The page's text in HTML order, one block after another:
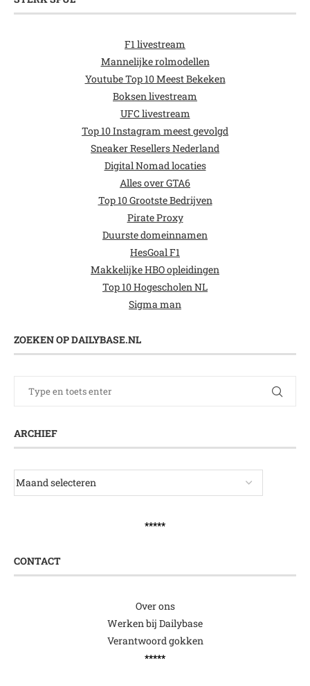
F1 livestream
Mannelijke rolmodellen
Youtube Top 10 Meest Bekeken
Boksen livestream
UFC livestream
Top 10 Instagram meest gevolgd
Sneaker Resellers Nederland
Digital Nomad locaties
Alles over GTA6
Top 10 Grootste Bedrijven
Pirate Proxy
Duurste domeinnamen
HesGoal F1
Makkelijke HBO opleidingen
Top 10 Hogescholen NL
Sigma man
ZOEKEN OP DAILYBASE.NL
ARCHIEF
*****
CONTACT
Over ons
Werken bij Dailybase
Verantwoord gokken
*****